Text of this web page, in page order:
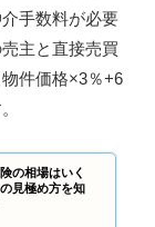
手数料が必要
主と直接売買
件価格×3％+6
の相場はいく
見極め方を知